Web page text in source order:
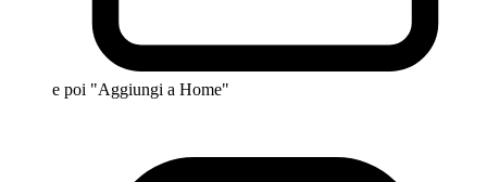
e poi "Aggiungi a Home"